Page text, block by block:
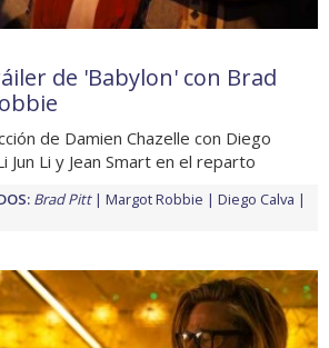
de 'Babylon' con Brad
de Damien Chazelle con Diego
Jun Li y Jean Smart en el reparto
Brad Pitt Margot Robbie
Diego Calva